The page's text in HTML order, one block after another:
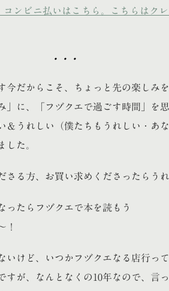
コンビニ払いはこちら。こちらはク
・・・
今だからこそ、ちょっと先の楽しみ
」に、「フヅクエで過ごす時間」を
＆うれしい（僕たちもうれしい・あ
した。
さる方、お買い求めくださったらうれ
ったらフヅクエで本を読もう
！
いけど、いつかフヅクエなる店行っ
が、なんとなくの10年なので、言